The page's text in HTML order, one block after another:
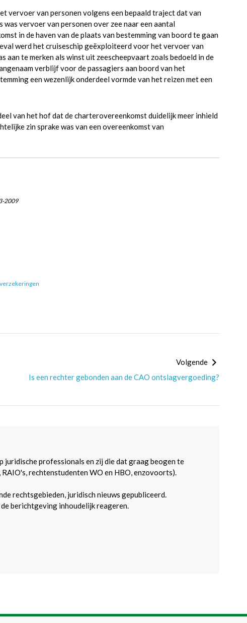
vervoer van personen volgens een bepaald traject dat van
vervoer van personen over zee naar een aantal
in de haven van de plaats van bestemming van boord te gaan
werd het cruiseschip geëxploiteerd voor het vervoer van
aan te merken als winst uit zeescheepvaart zoals bedoeld in de
verblijf voor de passagiers aan boord van het
een wezenlijk onderdeel vormde van het reizen met een
van het hof dat de charterovereenkomst duidelijk meer inhield
zin sprake was van een overeenkomst van
2009
Volgende
Is een rechter gebonden aan de CAO ontslagvergoeding?
professionals en zij die dat graag beogen te
rechtenstudenten WO en HBO, enzovoorts).
rechtsgebieden, juridisch nieuws gepubliceerd.
berichtgeving inhoudelijk reageren.